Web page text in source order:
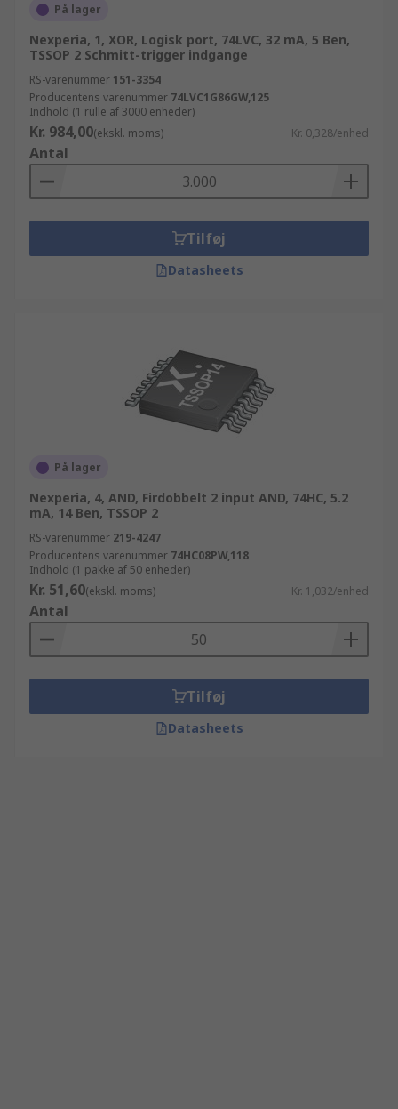
På lager
Nexperia, 1, XOR, Logisk port, 74LVC, 32 mA, 5 Ben,
TSSOP 2 Schmitt-trigger indgange
RS-varenummer 151-3354
Producentens varenummer 74LVC1G86GW,125
Indhold (1 rulle af 3000 enheder)
Kr. 984,00(ekskl. moms) Kr. 0,328/enhed
Antal
Tilføj
Datasheets
På lager
Nexperia, 4, AND, Firdobbelt 2 input AND, 74HC, 5.2
mA, 14 Ben, TSSOP 2
RS-varenummer 219-4247
Producentens varenummer 74HC08PW,118
Indhold (1 pakke af 50 enheder)
Kr. 51,60(ekskl. moms) Kr. 1,032/enhed
Antal
Tilføj
Datasheets